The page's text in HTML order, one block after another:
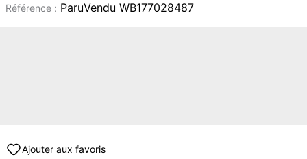
Référence : ParuVendu WB177028487
Ajouter aux favoris